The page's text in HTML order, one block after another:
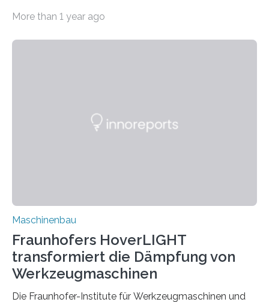
Matrixmaterials eine große Herausforderung dar.
Durch den verstärkten Einsatz von Rezyklaten
More than 1 year ago
Maschinenbau
Fraunhofers HoverLIGHT
transformiert die Dämpfung von
Werkzeugmaschinen
Die Fraunhofer-Institute für Werkzeugmaschinen und